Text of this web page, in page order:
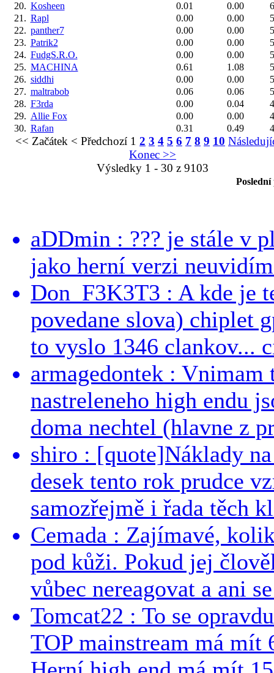
20. Kosheen 0.01 0.00
21. Rapl 0.00 0.00
22. panther7 0.00 0.00
23. Patrik2 0.00 0.00
24. FudgS.R.O. 0.00 0.00
25. MACHINA 0.61 1.08
26. siddhi 0.00 0.00
27. maltrabob 0.06 0.06
28. F3rda 0.00 0.04
29. Allie Fox 0.00 0.00
30. Rafan 0.31 0.49
<< Začátek < Předchozí 1 2 3 4 5 6 7 8 9 10
Konec >>
Výsledky 1 - 30 z 9103
aDDmin : ??? je stále v
jako herní verzi
Don_F3K3T3 : A kde je
povedane slova) chiplet
to vyslo 1346 clankov...
armagedontek : Vnimam
nastreleneho high endu
doma nechtel (hlavne z
shiro : [quote]Náklady
desek tento rok prudce
samozřejmě i řada těch
Cemada : Zajímavé,
pod kůži. Pokud jej
vůbec nereagovat a ani
Tomcat22 : To se
TOP mainstream má